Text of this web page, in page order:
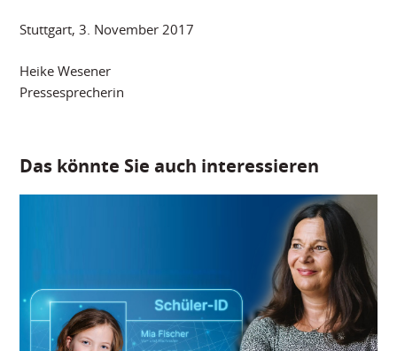
Stuttgart, 3. November 2017
Heike Wesener
Pressesprecherin
Das könnte Sie auch interessieren